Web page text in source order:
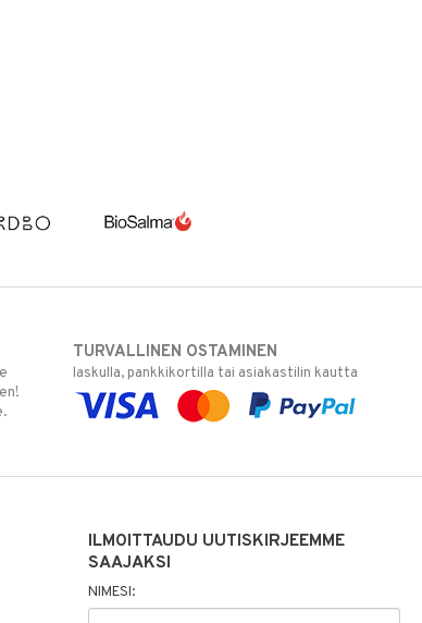
TURVALLINEN OSTAMINEN
laskulla, pankkikortilla tai asiakastilin kautta
ILMOITTAUDU UUTISKIRJEEMME
SAAJAKSI
NIMESI: